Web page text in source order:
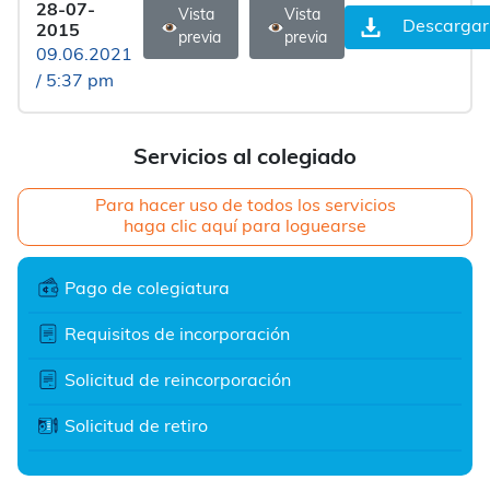
Servicios al colegiado
Para hacer uso de todos los servicios
haga clic aquí para loguearse
Pago de colegiatura
Requisitos de incorporación
Solicitud de reincorporación
Solicitud de retiro
28-07-
2015
09.06.2021
/ 5:37 pm
Vista
previa
Vista
previa
Descargar